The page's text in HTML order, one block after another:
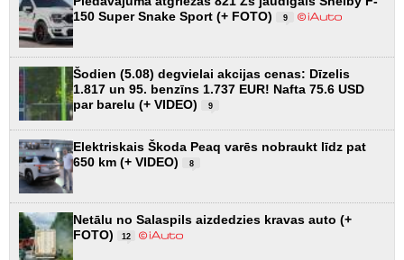
150 Super Snake Sport (+ FOTO)
9
Šodien (5.08) degvielai akcijas cenas: Dīzelis
1.817 un 95. benzīns 1.737 EUR! Nafta 75.6 USD
par barelu (+ VIDEO)
9
Elektriskais Škoda Peaq varēs nobraukt līdz pat
650 km (+ VIDEO)
8
Netālu no Salaspils aizdedzies kravas auto (+
FOTO)
12